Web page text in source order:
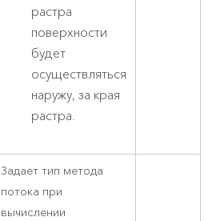
растра
поверхности
будет
осуществляться
наружу, за края
растра.
Задает тип метода
потока при
вычислении